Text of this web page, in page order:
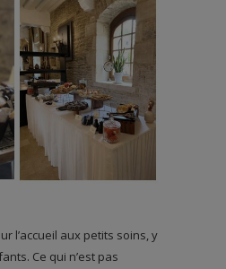
l’accueil aux petits soins, y
Ce qui n’est pas